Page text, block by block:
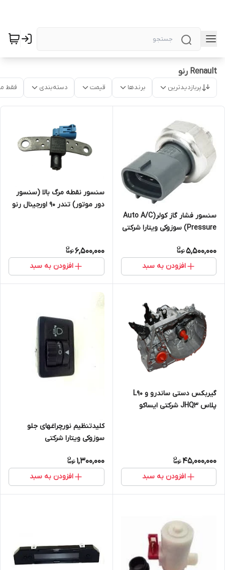
Renault رنو
پربازدیدترین برندها قیمت دسته‌بندی فقط
سنسور فشار گاز کولر(Auto A/C
Pressure) سوزوکی ویتارا شرکتی
5,500,000
افزودن به سبد
سنسور نقطه مرگ بالا (سنسور
دور موتور) تندر 90 اورجینال رنو
6,500,000
افزودن به سبد
گیربکس دستی ساندرو و L90
پلاس JHQ3 شرکتی ایساکو
45,000,000
افزودن به سبد
کلیدتنظیم نورچراغهای جلو
سوزوکی ویتارا شرکتی
1,300,000
افزودن به سبد